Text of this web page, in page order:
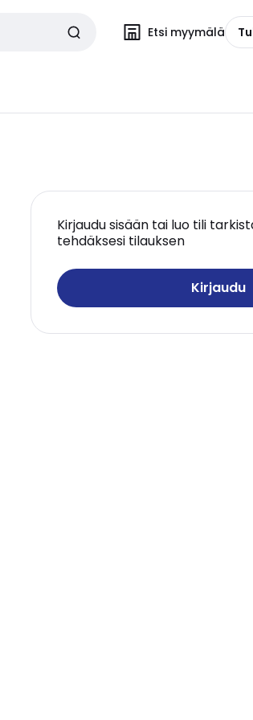
Etsi myymälä
Kirjaudu sisään tai luo tili
tehdäksesi tilauksen
Kirjaudu